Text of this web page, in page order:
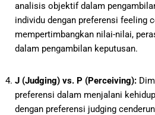
analisis objektif dalam
individu dengan preferensi feeling
mempertimbangkan nilai-nilai,
dalam pengambilan keputusan.
J (Judging) vs. P (Perceiving):
preferensi dalam menjalani
dengan preferensi judging